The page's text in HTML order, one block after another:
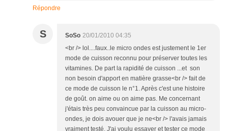
Répondre
S SoSo 20/01/2010 04:35
<br /> lol....faux..le micro ondes est justement le 1er
mode de cuisson reconnu pour préserver toutes les
vitamines. De part la rapidité de cuisson ...et son
non besoin d'apport en matière grasse<br /> fait de
ce mode de cuisson le n°1. Après c'est une histoire
de goût. on aime ou on aime pas. Me concernant
j'étais très peu convaincue par la cuisson au micro-
ondes, je dois avouer que je ne<br /> l'avais jamais
vraiment testé. J'ai voulu essayer et tester ce mode